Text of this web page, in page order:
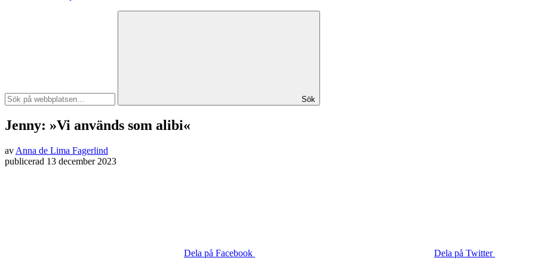
Sök
Jenny: »Vi används som alibi«
av Anna de Lima Fagerlind
publicerad 13 december 2023
Dela på Facebook Dela på Twitter